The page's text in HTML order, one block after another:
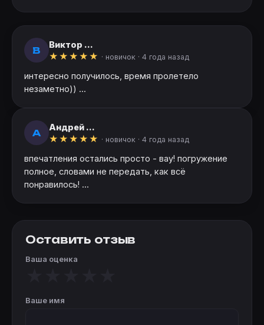
В
Виктор ...
★ ★ ★ ★ ★ · новичок · 4 года назад
интересно получилось, время пролетело
незаметно)) ...
А
Андрей ...
★ ★ ★ ★ ★ · новичок · 4 года назад
впечатления остались просто - вау! погружение
полное, словами не передать, как всё
понравилось! ...
Оставить отзыв
Ваша оценка
Ваше имя